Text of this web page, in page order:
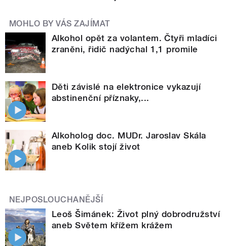
MOHLO BY VÁS ZAJÍMAT
Alkohol opět za volantem. Čtyři mladíci
zraněni, řidič nadýchal 1,1 promile
Děti závislé na elektronice vykazují
abstinenční příznaky,...
Alkoholog doc. MUDr. Jaroslav Skála
aneb Kolik stojí život
NEJPOSLOUCHANĚJŠÍ
Leoš Šimánek: Život plný dobrodružství
aneb Světem křížem krážem